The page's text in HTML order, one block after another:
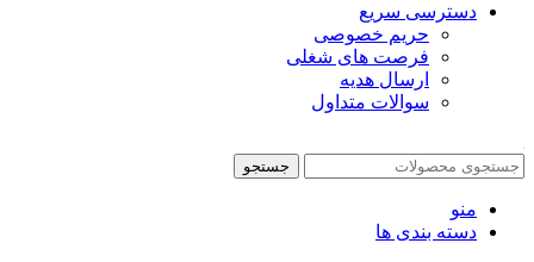
دسترسی سریع
حریم خصوصی
فرصت های شغلی
ارسال هدیه
سوالات متداول
جستجو
منو
دسته بندی ها